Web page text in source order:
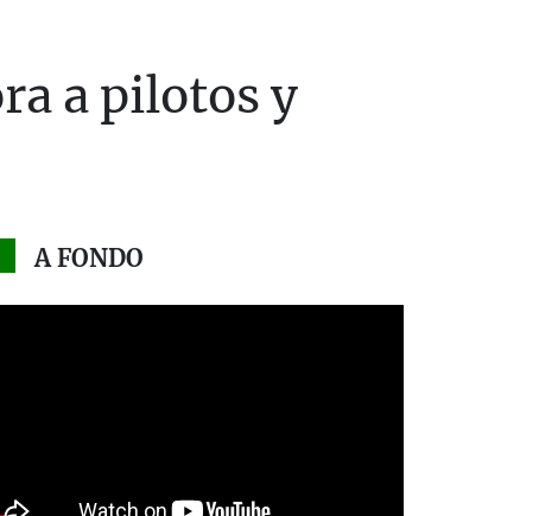
a pilotos y
A FONDO